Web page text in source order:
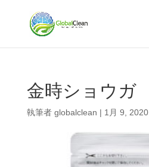
金時ショウガ
執筆者 globalclean | 1月 9, 2020